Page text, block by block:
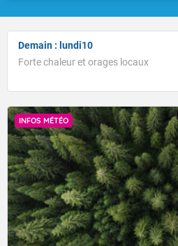
Demain : lundi10
Forte chaleur et orages locaux
INFOS MÉTÉO